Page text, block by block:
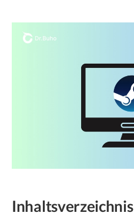
Inhaltsverzeichnis